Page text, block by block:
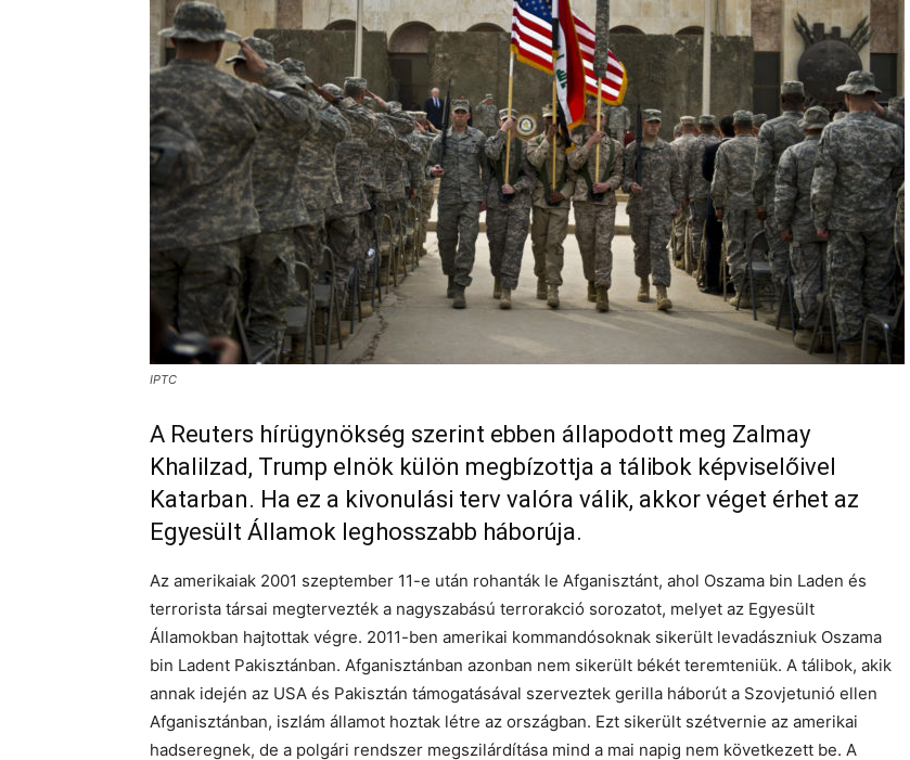
IPTC
A Reuters hírügynökség szerint ebben állapodott meg Zalmay
Khalilzad, Trump elnök külön megbízottja a tálibok képviselőivel
Katarban. Ha ez a kivonulási terv valóra válik, akkor véget érhet az
Egyesült Államok leghosszabb háborúja.
Az amerikaiak 2001 szeptember 11-e után rohanták le Afganisztánt, ahol Oszama bin Laden és
terrorista társai megtervezték a nagyszabású terrorakció sorozatot, melyet az Egyesült
Államokban hajtottak végre. 2011-ben amerikai kommandósoknak sikerült levadászniuk Oszama
bin Ladent Pakisztánban. Afganisztánban azonban nem sikerült békét teremteniük. A tálibok, akik
annak idején az USA és Pakisztán támogatásával szerveztek gerilla háborút a Szovjetunió ellen
Afganisztánban, iszlám államot hoztak létre az országban. Ezt sikerült szétvernie az amerikai
hadseregnek, de a polgári rendszer megszilárdítása mind a mai napig nem következett be. A